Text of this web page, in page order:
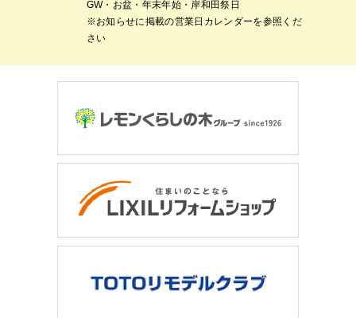
GW・お盆・年末年始・岸和田祭日
※お知らせに掲載の営業日カレンダーを参照くだ
さい